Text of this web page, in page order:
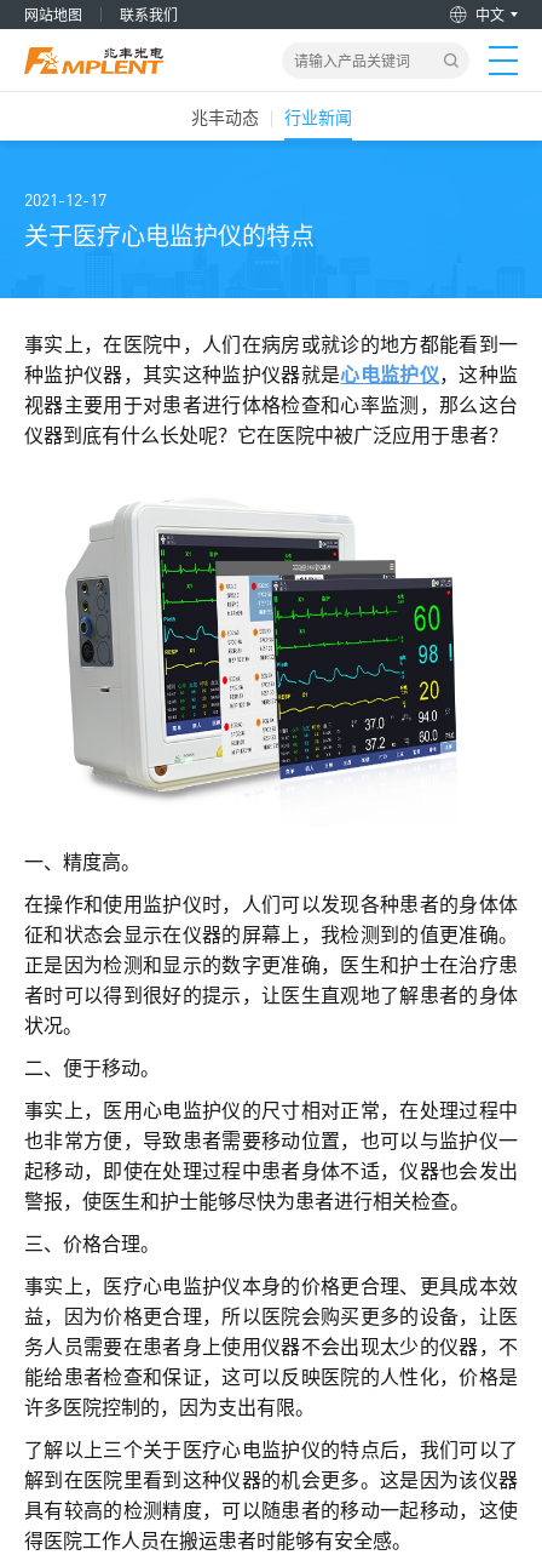
网站地图 联系我们 中文
产品&解决方案
关于我们
加入兆丰
联系我们
兆丰动态 行业新闻
2021-12-17
关于医疗心电监护仪的特点
事实上，在医院中，人们在病房或就诊的地方都能看到一
种监护仪器，其实这种监护仪器就是心电监护仪，这种监
视器主要用于对患者进行体格检查和心率监测，那么这台
仪器到底有什么长处呢？它在医院中被广泛应用于患者？
一、精度高。
在操作和使用监护仪时，人们可以发现各种患者的身体体
征和状态会显示在仪器的屏幕上，我检测到的值更准确。
正是因为检测和显示的数字更准确，医生和护士在治疗患
者时可以得到很好的提示，让医生直观地了解患者的身体
状况。
二、便于移动。
事实上，医用心电监护仪的尺寸相对正常，在处理过程中
也非常方便，导致患者需要移动位置，也可以与监护仪一
起移动，即使在处理过程中患者身体不适，仪器也会发出
警报，使医生和护士能够尽快为患者进行相关检查。
三、价格合理。
事实上，医疗心电监护仪本身的价格更合理、更具成本效
益，因为价格更合理，所以医院会购买更多的设备，让医
务人员需要在患者身上使用仪器不会出现太少的仪器，不
能给患者检查和保证，这可以反映医院的人性化，价格是
许多医院控制的，因为支出有限。
了解以上三个关于医疗心电监护仪的特点后，我们可以了
解到在医院里看到这种仪器的机会更多。这是因为该仪器
具有较高的检测精度，可以随患者的移动一起移动，这使
得医院工作人员在搬运患者时能够有安全感。